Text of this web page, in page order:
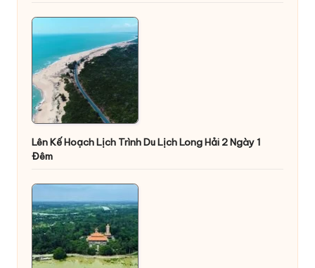
Lên Kế Hoạch Lịch Trình Du Lịch Long Hải 2 Ngày 1
Đêm